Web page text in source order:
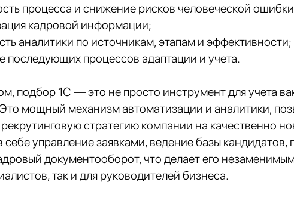
процесса и снижение рисков человеческой
кадровой информации;
аналитики по источникам, этапам и эффективности;
последующих процессов адаптации и учета.
подбор 1С — это не просто инструмент для учета
мощный механизм автоматизации и аналитики,
стратегию компании на качественно
себе управление заявками, ведение базы кандидатов,
документооборот, что делает его
так и для руководителей бизнеса.